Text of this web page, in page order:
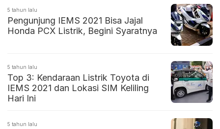
5 tahun lalu
Pengunjung IEMS 2021 Bisa Jajal
Honda PCX Listrik, Begini Syaratnya
5 tahun lalu
Top 3: Kendaraan Listrik Toyota di
IEMS 2021 dan Lokasi SIM Keliling
Hari Ini
5 tahun lalu